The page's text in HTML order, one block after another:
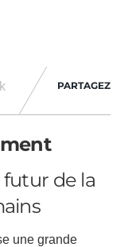
PARTAGEZ
futur de la
une grande